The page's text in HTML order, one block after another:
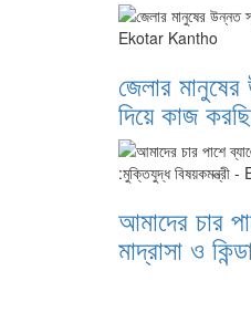
জেলার
দিয়ে কাজ
আমাদের চার
মাদ্রাসা ও